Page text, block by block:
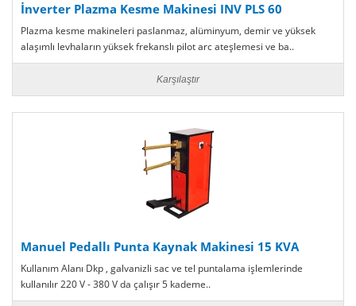
İnverter Plazma Kesme Makinesi INV PLS 60
Plazma kesme makineleri paslanmaz, alüminyum, demir ve yüksek
alaşımlı levhaların yüksek frekanslı pilot arc ateşlemesi ve ba..
Karşılaştır
Manuel Pedallı Punta Kaynak Makinesi 15 KVA
Kullanım Alanı Dkp , galvanizli sac ve tel puntalama işlemlerinde
kullanılır 220 V - 380 V da çalışır 5 kademe..